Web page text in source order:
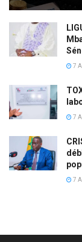
7
7
7